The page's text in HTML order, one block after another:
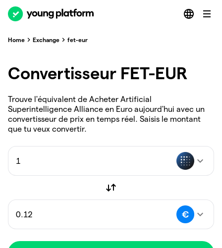
Home Exchange fet-eur
Convertisseur FET-EUR
Trouve l'équivalent de Acheter Artificial
Superintelligence Alliance en Euro aujourd'hui avec un
convertisseur de prix en temps réel. Saisis le montant
que tu veux convertir.